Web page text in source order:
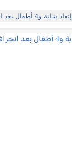
انجرافهم إلى عمق البحيرة